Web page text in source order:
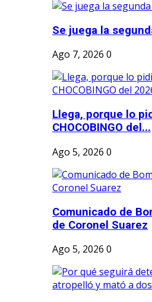
Se juega la
Ago 7, 2026 0
Llega, porque lo
CHOCOBINGO del...
Ago 5, 2026 0
Comunicado de
de Coronel Suarez
Ago 5, 2026 0